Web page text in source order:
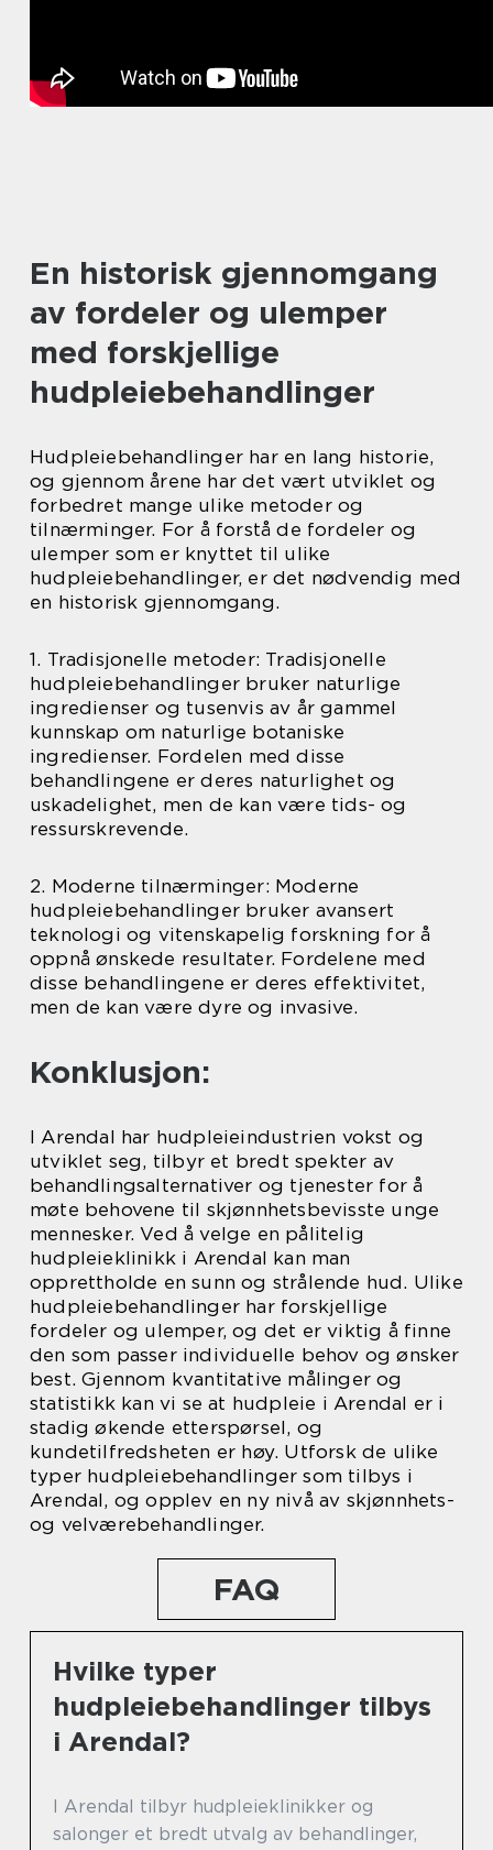
En historisk gjennomgang
av fordeler og ulemper
med forskjellige
hudpleiebehandlinger
Hudpleiebehandlinger har en lang historie,
og gjennom årene har det vært utviklet og
forbedret mange ulike metoder og
tilnærminger. For å forstå de fordeler og
ulemper som er knyttet til ulike
hudpleiebehandlinger, er det nødvendig med
en historisk gjennomgang.
1. Tradisjonelle metoder: Tradisjonelle
hudpleiebehandlinger bruker naturlige
ingredienser og tusenvis av år gammel
kunnskap om naturlige botaniske
ingredienser. Fordelen med disse
behandlingene er deres naturlighet og
uskadelighet, men de kan være tids- og
ressurskrevende.
2. Moderne tilnærminger: Moderne
hudpleiebehandlinger bruker avansert
teknologi og vitenskapelig forskning for å
oppnå ønskede resultater. Fordelene med
disse behandlingene er deres effektivitet,
men de kan være dyre og invasive.
Konklusjon:
I Arendal har hudpleieindustrien vokst og
utviklet seg, tilbyr et bredt spekter av
behandlingsalternativer og tjenester for å
møte behovene til skjønnhetsbevisste unge
mennesker. Ved å velge en pålitelig
hudpleieklinikk i Arendal kan man
opprettholde en sunn og strålende hud. Ulike
hudpleiebehandlinger har forskjellige
fordeler og ulemper, og det er viktig å finne
den som passer individuelle behov og ønsker
best. Gjennom kvantitative målinger og
statistikk kan vi se at hudpleie i Arendal er i
stadig økende etterspørsel, og
kundetilfredsheten er høy. Utforsk de ulike
typer hudpleiebehandlinger som tilbys i
Arendal, og opplev en ny nivå av skjønnhets-
og velværebehandlinger.
FAQ
Hvilke typer
hudpleiebehandlinger tilbys
i Arendal?
I Arendal tilbyr hudpleieklinikker og
salonger et bredt utvalg av behandlinger,